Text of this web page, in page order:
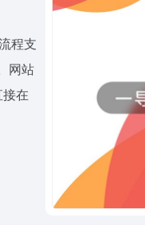
程支
网站
在